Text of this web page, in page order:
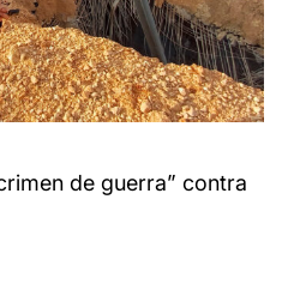
de guerra” contra